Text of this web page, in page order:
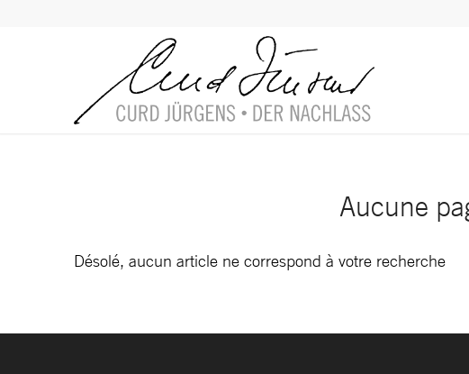
Aucune
Désolé, aucun article ne correspond à votre recherche